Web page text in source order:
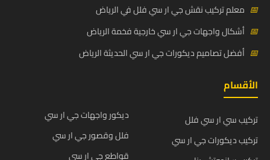
📅 معلم تركيب نقش جي ار سي فلل في الرياض
📅 أشكال واجهات جي ار سي خارجية فخمة الرياض
📅 أفضل تصاميم ديكورات جي ار سي الحديثة الرياض
الأقسام
تركيب سي ار سي فلل
تركيب ديكورات جي ار سي
ديكور واجهات جي ار سي
فلل وقصور جي ار سي
قواطع جي ار سي